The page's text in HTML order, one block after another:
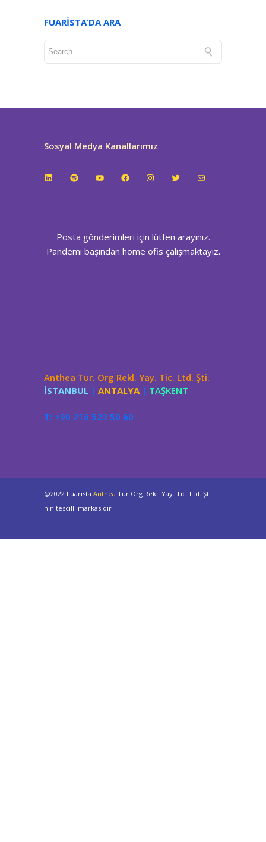
FUARISTA’DA ARA
Sosyal Medya Kanallarımız
LinkedInSpotifyYouTubeFacebookInstagramTwitterE-posta
Posta gönderimleri için lütfen arayınız.
Pandemi başından home ofis çalışmaktayız.
Anthea Tur. Org Rekl. Yay. Tic. Ltd. Şti.
İSTANBUL | ANTALYA | TAŞKENT
T: +90 216 523 50 60
@2022 Fuarista Anthea Tur Org Rekl. Yay. Tic. Ltd. Şti.
nin tescilli markasıdır